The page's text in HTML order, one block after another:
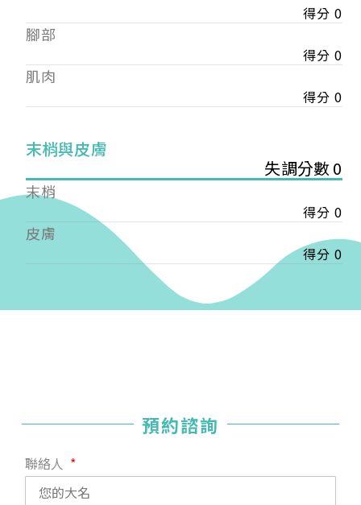
得分 0
腳部
得分 0
肌肉
得分 0
末梢與皮膚
失調分數 0
末梢
得分 0
皮膚
得分 0
預約諮詢
聯絡人
【會費】
入會費新臺幣1200元，於會員入會時繳納；常年會
費1200元，於每年度繳納。
入會費新臺幣3000元，於會員入會時繳納；常年會
費3000元，於每年度繳納。
戶名: 社團法人台灣自律神經健康培訓暨發展協會
帳號: 003-03-501566-2
銀行: (013) 國泰世華 南京東路分行